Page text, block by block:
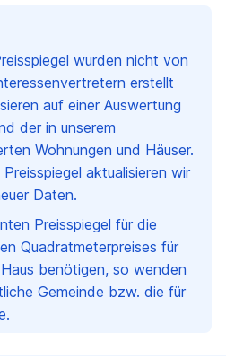
wurden nicht von
erstellt
auf einer Auswertung
der in unserem
Wohnungen und Häuser.
aktualisieren wir
Daten.
Preisspiegel für die
Quadratmeterpreises für
benötigen, so wenden
Gemeinde bzw. die für